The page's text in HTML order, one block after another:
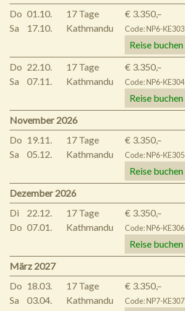
Do
Sa
01.10.
17.10.
17 Tage
Kathmandu
€ 3.350,–
Code: NP6-KE303
Reise buchen
Do
Sa
22.10.
07.11.
17 Tage
Kathmandu
€ 3.350,–
Code: NP6-KE304
Reise buchen
November 2026
Do
Sa
19.11.
05.12.
17 Tage
Kathmandu
€ 3.350,–
Code: NP6-KE305
Reise buchen
Dezember 2026
Di
Do
22.12.
07.01.
17 Tage
Kathmandu
€ 3.350,–
Code: NP6-KE306
Reise buchen
März 2027
Do
Sa
18.03.
03.04.
17 Tage
Kathmandu
€ 3.350,–
Code: NP7-KE307